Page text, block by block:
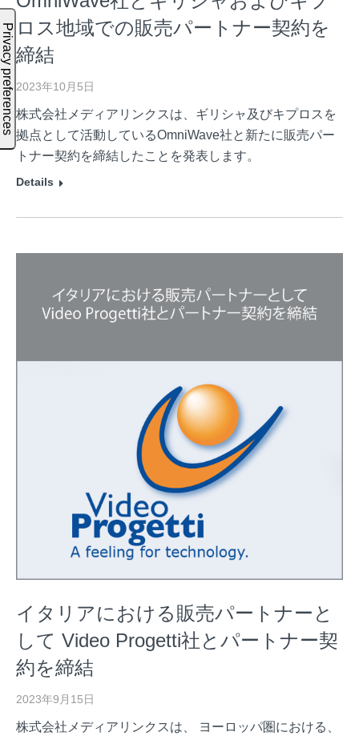
ロス地域での販売パートナー契約を
締結
2023年10月5日
株式会社メディアリンクスは、ギリシャ及びキプロスを
拠点として活動しているOmniWave社と新たに販売パー
トナー契約を締結したことを発表します。
Details
イタリアにおける販売パートナーと
して Video Progetti社とパートナー契
約を締結
2023年9月15日
株式会社メディアリンクスは、 ヨーロッパ圏における、